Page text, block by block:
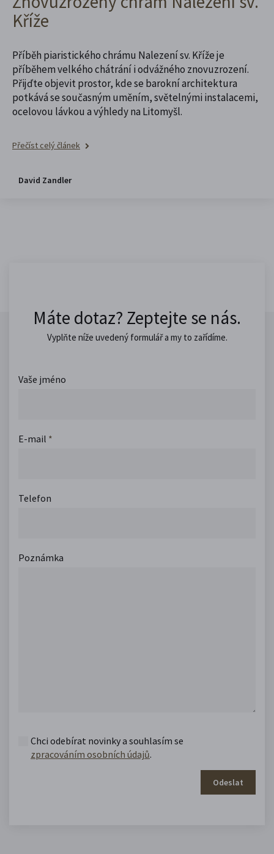
Kříže
Příběh piaristického chrámu Nalezení sv. Kříže je
příběhem velkého chátrání i odvážného znovuzrození.
Přijďte objevit prostor, kde se barokní architektura
potkává se současným uměním, světelnými instalacemi,
ocelovou lávkou a výhledy na Litomyšl.
Přečíst celý článek
David Zandler
Máte dotaz? Zeptejte se nás.
Vyplňte níže uvedený formulář a my to zařídíme.
Vaše jméno
E-mail *
Telefon
Poznámka
Chci odebírat novinky a souhlasím se
zpracováním osobních údajů.
Odeslat